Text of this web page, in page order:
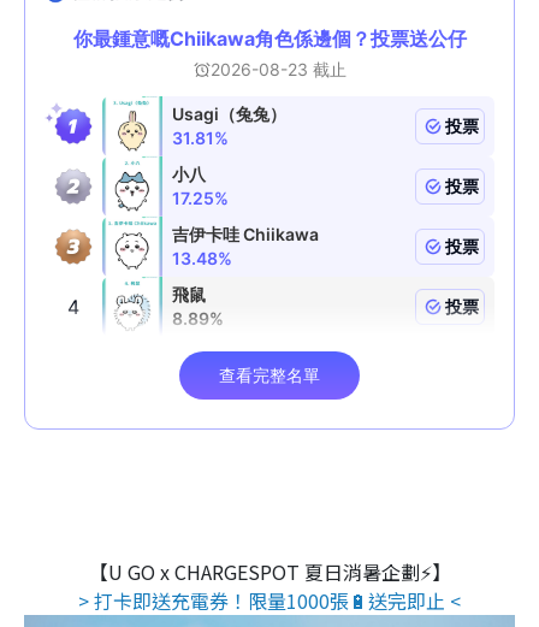
【U GO x CHARGESPOT 夏日消暑企劃⚡】
> 打卡即送充電券！限量1000張🔋送完即止 <